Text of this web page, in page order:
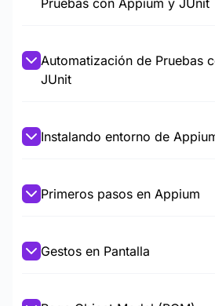
Pruebas con Appium y JUnit
Automatización de Pruebas
JUnit
Instalando entorno de
Primeros pasos en Appium
Gestos en Pantalla